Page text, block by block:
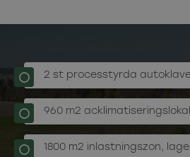
2 st processtyrda
960 m2 acklimatiseringslokal
1800 m2 inlastningszon,